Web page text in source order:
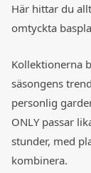
Här hittar du
omtyckta
Kollektionerna
säsongens
personlig
ONLY passar
stunder, med
kombinera.